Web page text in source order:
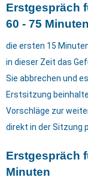
Erstgespräch
60 - 75 Minuten
die ersten 15
in dieser Zeit das
Sie abbrechen und
Erstsitzung
Vorschläge zur
direkt in der Sitzung
Erstgespräch
Minuten